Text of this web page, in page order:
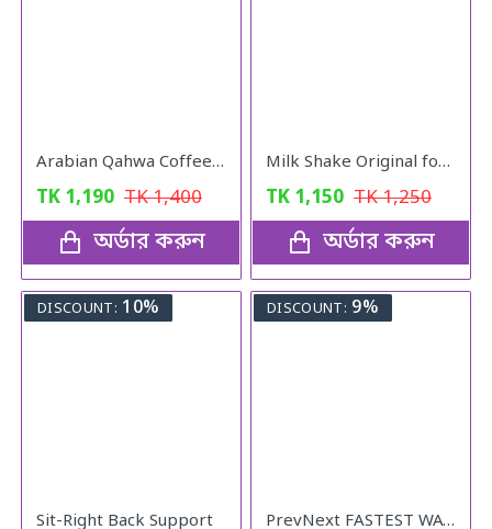
Arabian Qahwa Coffee – অরিজিনাল আরবীয় কফি
TK 1,190 TK1,400
অর্ডার করুন
Milk Shake Original for Healthy Weight
TK 1,150 TK1,250
অর্ডার করুন
DISCOUNT: 10%
Sit-Right Back Support
DISCOUNT: 9%
PrevNext FASTEST WAY TO STRAIGHTEN YOUR HAIR